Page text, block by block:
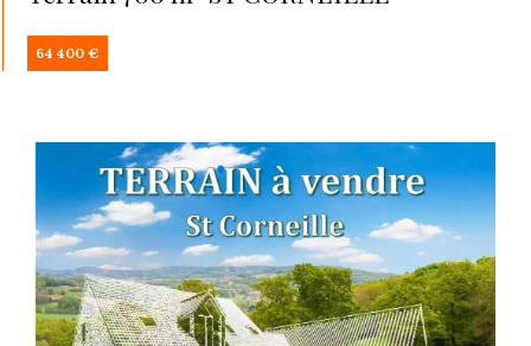
64 400 €